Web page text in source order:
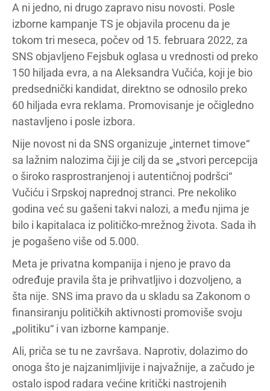
A ni jedno, ni drugo zapravo nisu novosti. Posle
izborne kampanje TS je objavila procenu da je
tokom tri meseca, počev od 15. februara 2022, za
SNS objavljeno Fejsbuk oglasa u vrednosti od preko
150 hiljada evra, a na Aleksandra Vučića, koji je bio
predsednički kandidat, direktno se odnosilo preko
60 hiljada evra reklama. Promovisanje je očigledno
nastavljeno i posle izbora.
Nije novost ni da SNS organizuje „internet timove“
sa lažnim nalozima čiji je cilj da se „stvori percepcija
o široko rasprostranjenoj i autentičnoj podršci“
Vučiću i Srpskoj naprednoj stranci. Pre nekoliko
godina već su gašeni takvi nalozi, a među njima je
bilo i kapitalaca iz političko-mrežnog života. Sada ih
je pogašeno više od 5.000.
Meta je privatna kompanija i njeno je pravo da
određuje pravila šta je prihvatljivo i dozvoljeno, a
šta nije. SNS ima pravo da u skladu sa Zakonom o
finansiranju političkih aktivnosti promoviše svoju
„politiku“ i van izborne kampanje.
Ali, priča se tu ne završava. Naprotiv, dolazimo do
onoga što je najzanimljivije i najvažnije, a začudo je
ostalo ispod radara većine kritički nastrojenih